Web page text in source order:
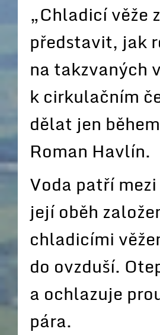
„Chladicí věže
představit, jak
na takzvaných
k cirkulačním
dělat jen
Roman Havlín.
Voda patří
její oběh
chladicími
do ovzduší.
a ochlazuje
pára.